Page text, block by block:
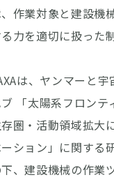
作業対象と建設機
力を適切に扱った
は、ヤンマーと宇
「太陽系フロンテ
圏・活動領域拡大
ション」に関する
、建設機械の作業